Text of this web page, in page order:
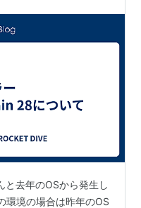
と去年のOSから発生し
環境の場合は昨年のOS